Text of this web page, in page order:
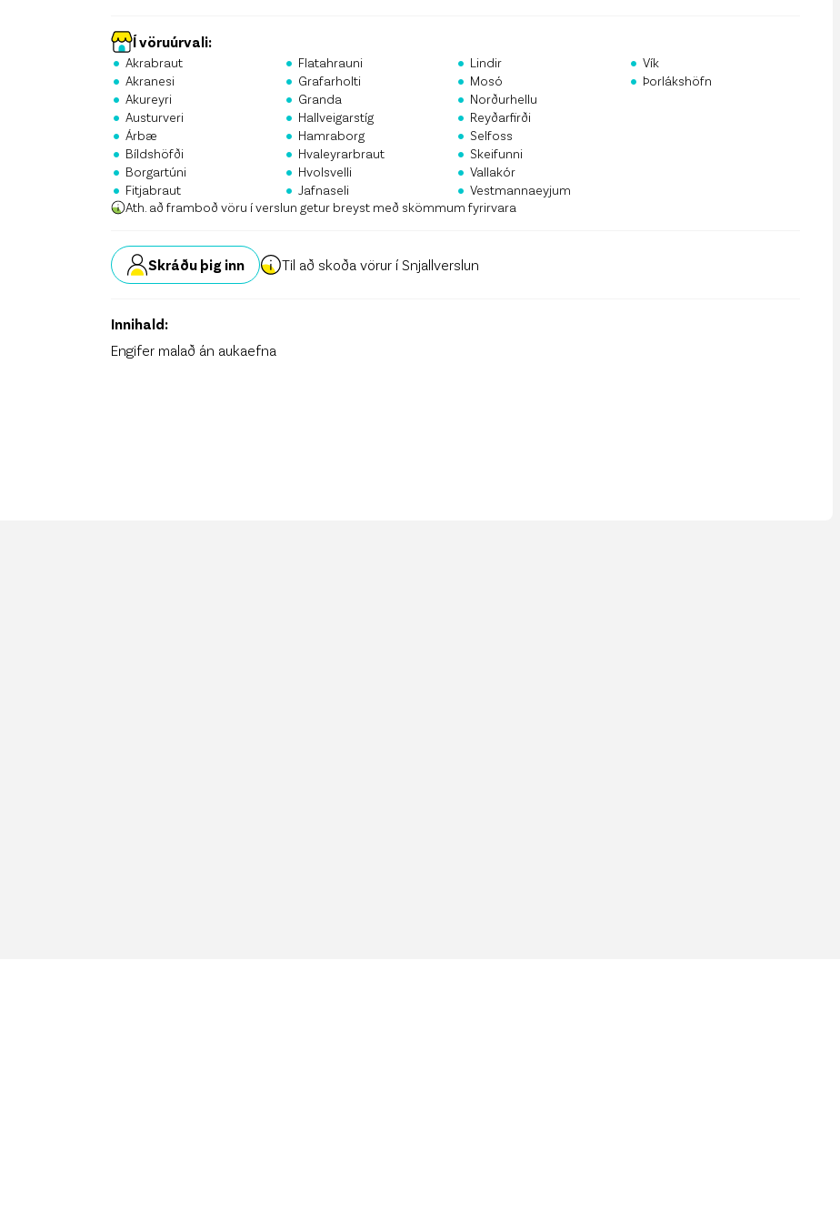
Skrá á póstlista
Í vöruúrvali:
• Akrabraut
• Akranesi
• Akureyri
• Austurveri
• Árbæ
• Bíldshöfði
• Borgartúni
• Fitjabraut
• Flatahrauni
• Grafarholti
• Granda
• Hallveigarstíg
• Hamraborg
• Hvaleyrarbraut
• Hvolsvelli
• Jafnaseli
• Lindir
• Mosó
• Norðurhellu
• Reyðarfirði
• Selfoss
• Skeifunni
• Vallakór
• Vestmannaeyjum
• Vík
• Þorlákshöfn
Ath. að framboð vöru í verslun getur breyst með skömmum fyrirvara
Skráðu þig inn Til að skoða vörur í Snjallverslun
Innihald:
Engifer malað án aukaefna